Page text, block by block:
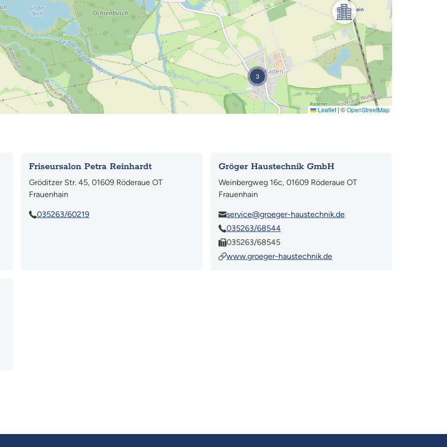
3
Leaflet |©OpenStreetMap
Friseursalon Petra Reinhardt
Gröditzer Str. 45, 01609 Röderaue OT
Frauenhain
035263/60219
Gröger Haustechnik GmbH
Weinbergweg 16c, 01609 Röderaue OT
Frauenhain
service@groeger-haustechnik.de
035263/68544
035263/68545
www.groeger-haustechnik.de